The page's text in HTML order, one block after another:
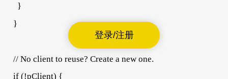
登录/注册
}
}
// No client to reuse? Create a new one.
if (!pClient) {